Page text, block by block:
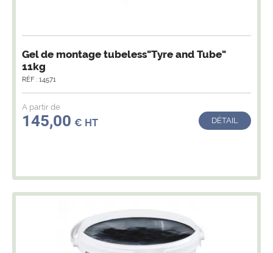
Gel de montage tubeless"Tyre and Tube"
11kg
RÉF : 14571
A partir de
145,00 € HT DÉTAIL